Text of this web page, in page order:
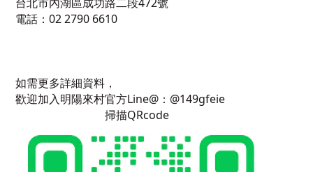
電話：02 2790 6610
如需更多詳細資料，
歡迎加入明陽來村官方Line@：@149gfeie
掃描QRcode